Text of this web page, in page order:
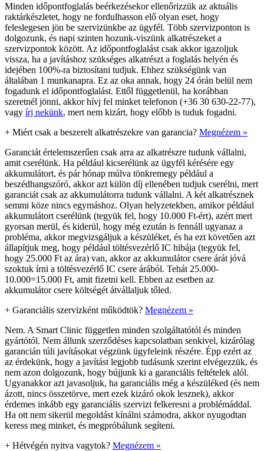
Minden időpontfoglalás beérkezésekor ellenőrizzük az aktuális
raktárkészletet, hogy ne fordulhasson elő olyan eset, hogy
feleslegesen jön be szervizünkbe az ügyfél. Több szervizponton is
dolgozunk, és napi szinten hozunk-viszünk alkatrészeket a
szervizpontok között. Az időpontfoglalást csak akkor igazoljuk
vissza, ha a javításhoz szükséges alkatrészt a foglalás helyén és
idejében 100%-ra biztosítani tudjuk. Ehhez szükségünk van
általában 1 munkanapra. Ez az oka annak, hogy 24 órán belül nem
fogadunk el időpontfoglalást. Ettől függetlenül, ha korábban
szeretnél jönni, akkor hívj fel minket telefonon (+36 30 630-22-77),
vagy írj nekünk, mert nem kizárt, hogy előbb is tuduk fogadni.
+ Miért csak a beszerelt alkatrészekre van garancia? Megnézem »
Garanciát értelemszerűen csak arra az alkatrészre tudunk vállalni,
amit cserélünk. Ha például kicserélünk az ügyfél kérésére egy
akkumulátort, és pár hónap múlva tönkremegy például a
beszédhangszóró, akkor azt külön díj ellenében tudjuk cserélni, mert
garanciát csak az akkumulátorra tudunk vállalni. A két alkatrésznek
semmi köze nincs egymáshoz. Olyan helyzetekben, amikor például
akkumulátort cserélünk (tegyük fel, hogy 10.000 Ft-ért), azért mert
gyorsan merül, és kiderül, hogy még ezután is fennáll ugyanaz a
probléma, akkor megvizsgáljuk a készüléket, és ha ezt követően azt
állapítjuk meg, hogy például töltésvezérlő IC hibája (tegyük fel,
hogy 25.000 Ft az ára) van, akkor az akkumulátor csere árát jóvá
szoktuk írni a töltésvezérlő IC csere árából. Tehát 25.000-
10.000=15.000 Ft, amit fizetni kell. Ebben az esetben az
akkumulátor csere költségét átvállaljuk tőled.
+ Garanciális szervizként működtök? Megnézem »
Nem. A Smart Clinic független minden szolgáltatótól és minden
gyártótól. Nem állunk szerződéses kapcsolatban senkivel, kizárólag
garancián túli javításokat végzünk ügyfeleink részére. Épp ezért az
az érdekünk, hogy a javítást legjobb tudásunk szerint elvégezzük, és
nem azon dolgozunk, hogy bújjunk ki a garanciális feltételek alól.
Ugyanakkor azt javasoljuk, ha garanciális még a készüléked (és nem
ázott, nincs összetörve, mert ezek kizáró okok lesznek), akkor
érdemes inkább egy garanciális szervizt felkeresni a problémáddal.
Ha ott nem sikerül megoldást kínálni számodra, akkor nyugodtan
keress meg minket, és megpróbálunk segíteni.
+ Hétvégén nyitva vagytok? Megnézem »